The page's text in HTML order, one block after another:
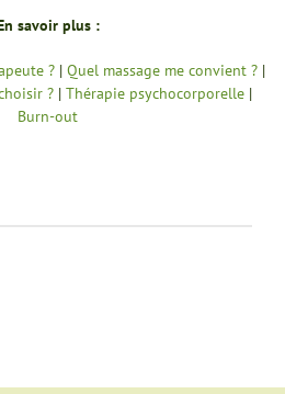
savoir plus :
?| Quel massage me convient ?|
? |Thérapie psychocorporelle |
Burn-out